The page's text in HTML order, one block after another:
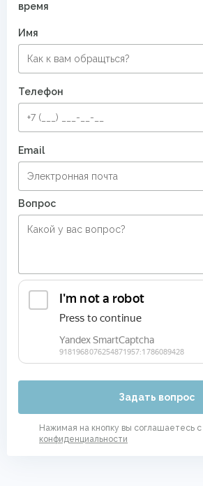
время
Имя
Телефон
Email
Вопрос
Задать вопрос
Нажимая на кнопку вы соглашаетесь с
конфиденциальности